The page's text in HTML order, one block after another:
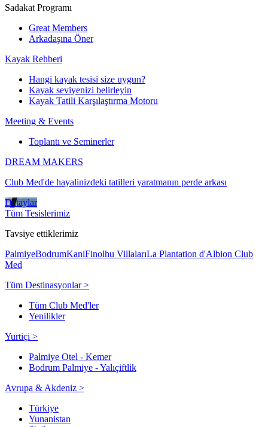
Sadakat Programı
Great Members
Arkadaşına Öner
Kayak Rehberi
Hangi kayak tesisi size uygun?
Kayak seviyenizi belirleyin
Kayak Tatili Karşılaştırma Motoru
Meeting & Events
Toplantı ve Seminerler
DREAM MAKERS
Club Med'de hayalinizdeki tatilleri yaratmanın perde arkası
Detaylar
Tüm Tesislerimiz
Tavsiye ettiklerimiz
PalmiyeBodrumKaniFinolhu VillalarıLa Plantation d'Albion Club
Med
Tüm Destinasyonlar >
Tüm Club Med'ler
Yenilikler
Yurtiçi >
Palmiye Otel - Kemer
Bodrum Palmiye - Yalıçiftlik
Avrupa & Akdeniz >
Türkiye
Yunanistan